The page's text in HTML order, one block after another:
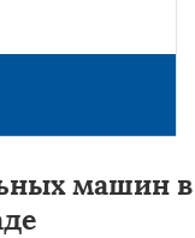
машин в